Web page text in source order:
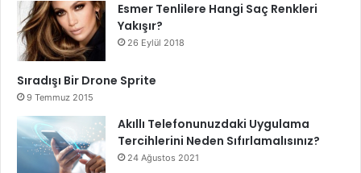
Esmer Tenlilere Hangi Saç Renkleri
Yakışır?
26 Eylül 2018
Sıradışı Bir Drone Sprite
9 Temmuz 2015
Akıllı Telefonunuzdaki Uygulama
Tercihlerini Neden Sıfırlamalısınız?
24 Ağustos 2021